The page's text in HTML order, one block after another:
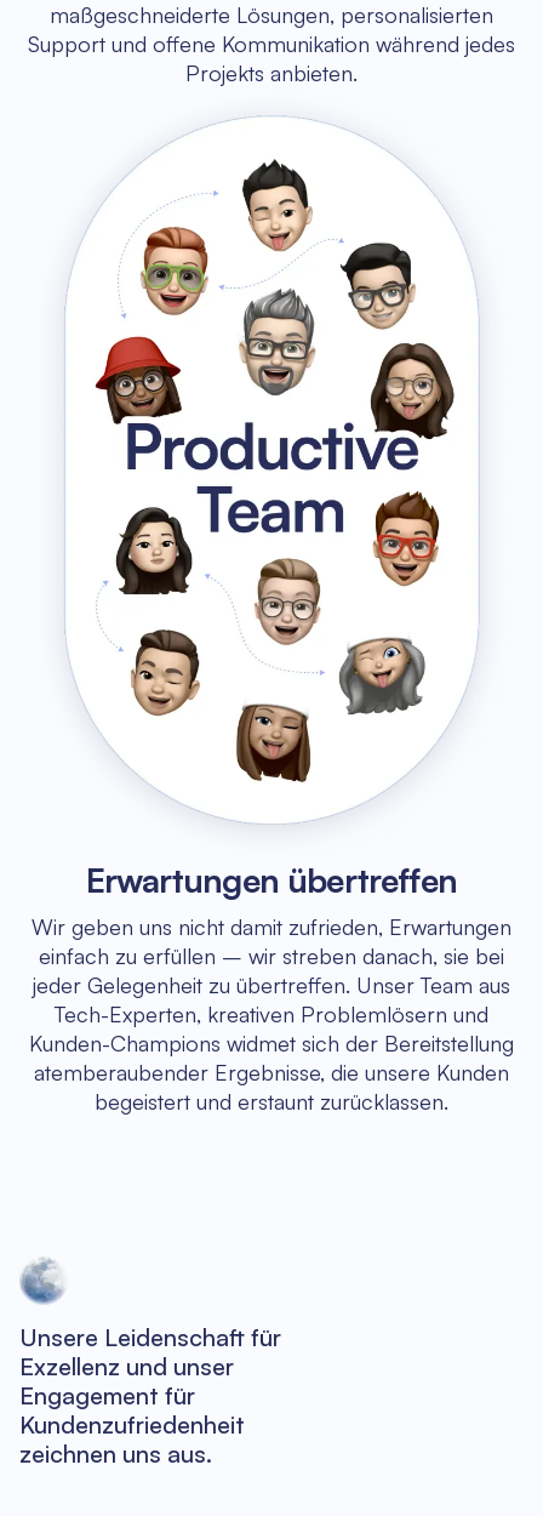
maßgeschneiderte Lösungen, personalisierten
Support und offene Kommunikation während jedes
Projekts anbieten.
Erwartungen übertreffen
Wir geben uns nicht damit zufrieden, Erwartungen
einfach zu erfüllen – wir streben danach, sie bei
jeder Gelegenheit zu übertreffen. Unser Team aus
Tech-Experten, kreativen Problemlösern und
Kunden-Champions widmet sich der Bereitstellung
atemberaubender Ergebnisse, die unsere Kunden
begeistert und erstaunt zurücklassen.
Unsere Leidenschaft für
Exzellenz und unser
Engagement für
Kundenzufriedenheit
zeichnen uns aus.